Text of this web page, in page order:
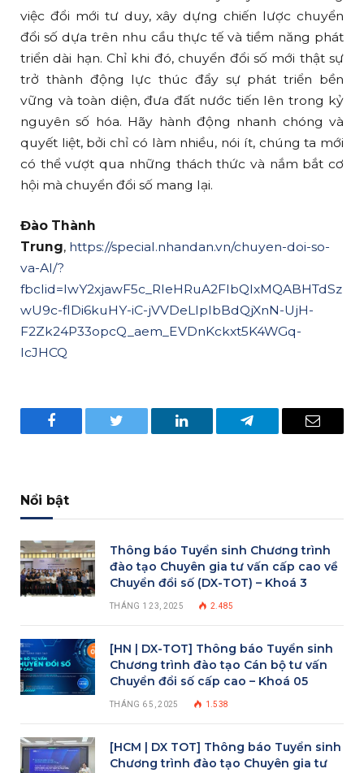
việc đổi mới tư duy, xây dựng chiến lược chuyển
đổi số dựa trên nhu cầu thực tế và tiềm năng phát
triển dài hạn. Chỉ khi đó, chuyển đổi số mới thật sự
trở thành động lực thúc đẩy sự phát triển bền
vững và toàn diện, đưa đất nước tiến lên trong kỷ
nguyên số hóa. Hãy hành động nhanh chóng và
quyết liệt, bởi chỉ có làm nhiều, nói ít, chúng ta mới
có thể vượt qua những thách thức và nắm bắt cơ
hội mà chuyển đổi số mang lại.
Đào Thành
Trung, https://special.nhandan.vn/chuyen-doi-so-
va-AI/?
fbclid=IwY2xjawF5c_RleHRuA2FlbQIxMQABHTdSz
wU9c-flDi6kuHY-iC-jVVDeLlpIbBdQjXnN-UjH-
F2Zk24P33opcQ_aem_EVDnKckxt5K4WGq-
IcJHCQ
Facebook Twitter LinkedIn Telegram Email
Nổi bật
Thông báo Tuyển sinh Chương trình
đào tạo Chuyên gia tư vấn cấp cao về
Chuyển đổi số (DX-TOT) – Khoá 3
THÁNG 1 23, 2025 2.485
[HN | DX-TOT] Thông báo Tuyển sinh
Chương trình đào tạo Cán bộ tư vấn
Chuyển đổi số cấp cao – Khoá 05
THÁNG 6 5, 2025 1.538
[HCM | DX TOT] Thông báo Tuyển sinh
Chương trình đào tạo Chuyên gia tư